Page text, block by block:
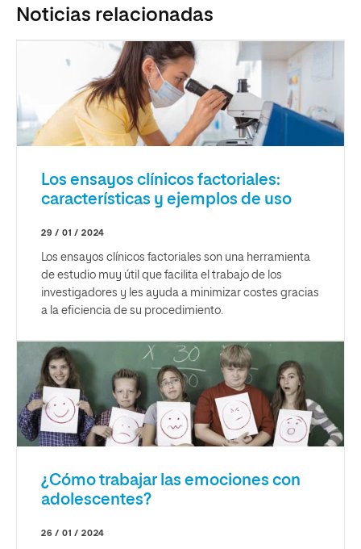
Noticias relacionadas
Los ensayos clínicos factoriales:
características y ejemplos de uso
29 / 01 / 2024
Los ensayos clínicos factoriales son una herramienta
de estudio muy útil que facilita el trabajo de los
investigadores y les ayuda a minimizar costes gracias
a la eficiencia de su procedimiento.
¿Cómo trabajar las emociones con
adolescentes?
26 / 01 / 2024